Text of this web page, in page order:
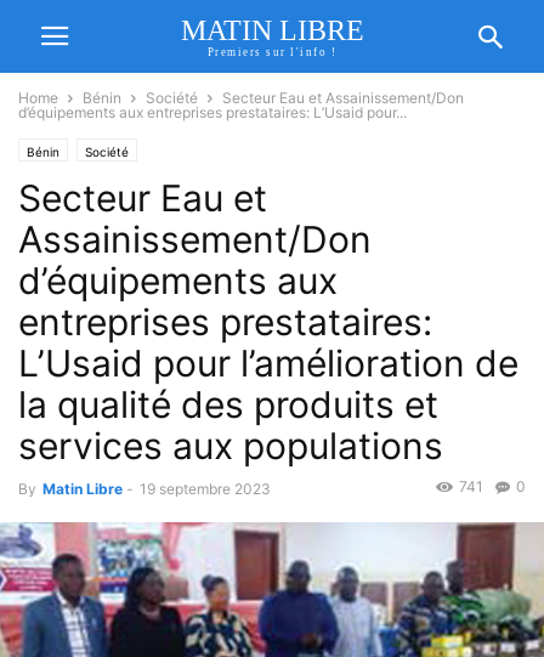
MATIN LIBRE
Premiers sur l'info !
Home Bénin Société
Secteur Eau et Assainissement/Don
d’équipements aux entreprises prestataires: L’Usaid pour...
Bénin Société
Secteur Eau et
Assainissement/Don
d’équipements aux
entreprises prestataires:
L’Usaid pour l’amélioration de
la qualité des produits et
services aux populations
By Matin Libre - 19 septembre 2023 0
741